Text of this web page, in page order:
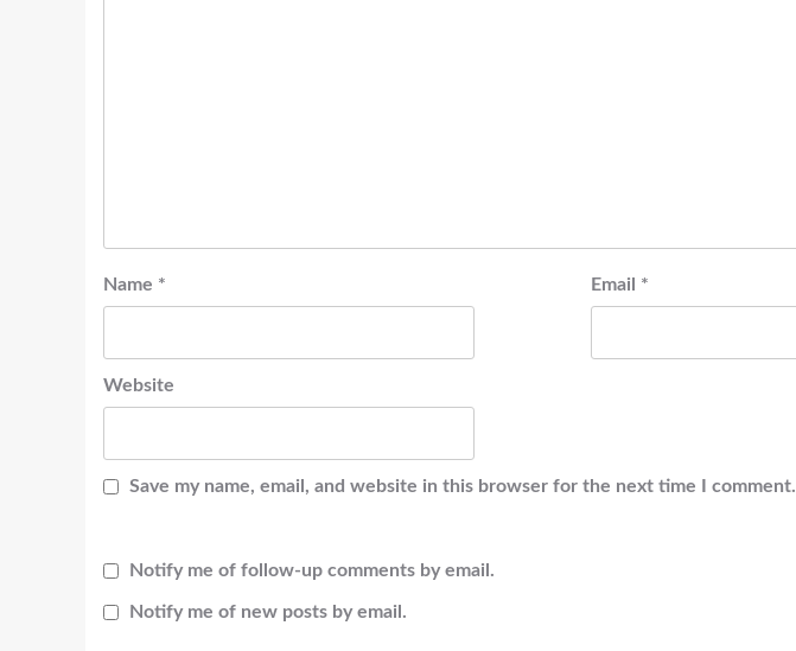
Name * Email *
Website
Save my name, email, and website in this browser for the next time I comment.
Notify me of follow-up comments by email.
Notify me of new posts by email.